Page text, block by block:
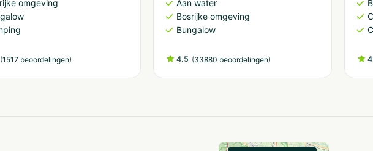
omgeving
(1517 beoordelingen)
Aan water
Bosrijke omgeving
Bungalow
4.5 (33880 beoordelingen)